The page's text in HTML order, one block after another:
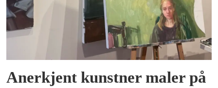
Anerkjent kunstner maler på